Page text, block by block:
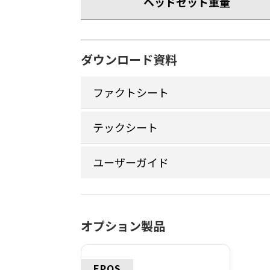
ダウンロード資料
ファクトシート
テックシート
ユーザーガイド
オプション製品